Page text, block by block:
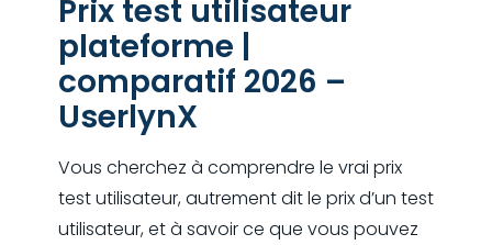
Prix test utilisateur
plateforme |
comparatif 2026 –
UserlynX
Vous cherchez à comprendre le vrai prix
test utilisateur, autrement dit le prix d’un test
utilisateur, et à savoir ce que vous pouvez